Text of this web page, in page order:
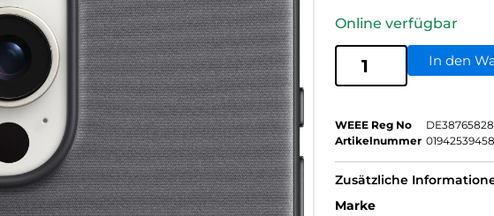
Online verfügbar
In den
WEEE Reg No
DE38765828
Artikelnummer
Zusätzliche
Marke